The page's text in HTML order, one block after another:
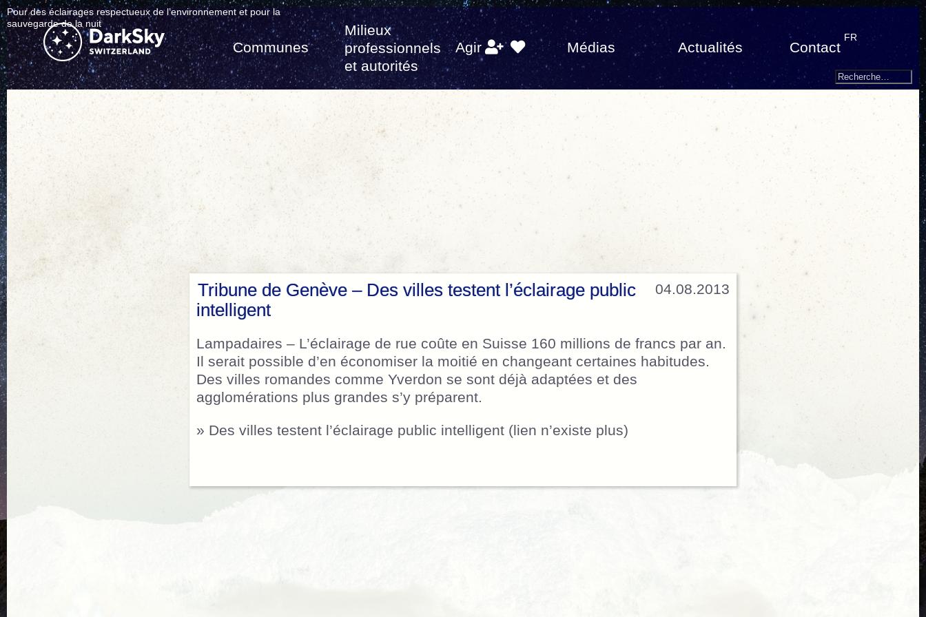
Pour des éclairages respectueux de l’environnement et pour la
sauvegarde de la nuit
Communes
Milieux
professionnels
et autorités
Agir Médias Actualités Contact
FR
Search
Recherche
04.08.2013
Tribune de Genève – Des villes testent l’éclairage public
intelligent
Lampadaires – L’éclairage de rue coûte en Suisse 160 millions de francs par an.
Il serait possible d’en économiser la moitié en changeant certaines habitudes.
Des villes romandes comme Yverdon se sont déjà adaptées et des
agglomérations plus grandes s’y préparent.
» Des villes testent l’éclairage public intelligent (lien n’existe plus)